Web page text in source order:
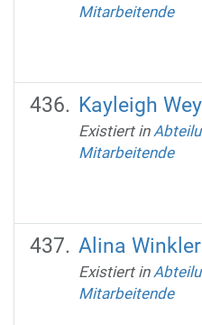
Mitarbeitende
Kayleigh
Existiert in
Mitarbeitende
Alina Winkler
Existiert in
Mitarbeitende